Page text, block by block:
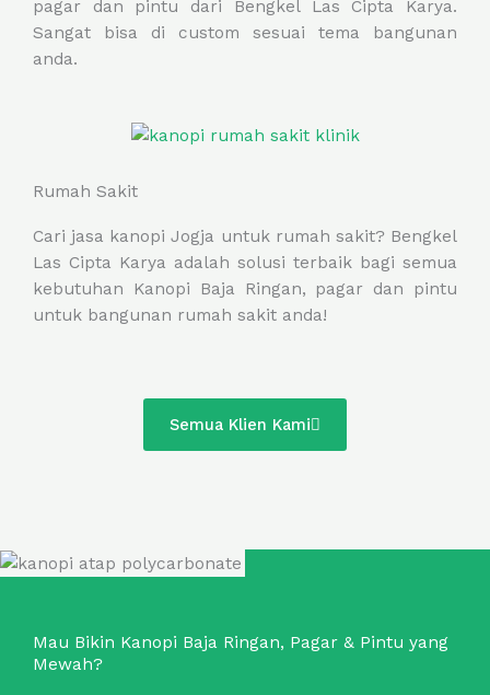
pagar dan pintu dari Bengkel Las Cipta Karya.
Sangat bisa di custom sesuai tema bangunan
anda.
Rumah Sakit
Cari jasa kanopi Jogja untuk rumah sakit? Bengkel
Las Cipta Karya adalah solusi terbaik bagi semua
kebutuhan Kanopi Baja Ringan, pagar dan pintu
untuk bangunan rumah sakit anda!
Semua Klien Kami
Mau Bikin Kanopi Baja Ringan, Pagar & Pintu yang
Mewah?